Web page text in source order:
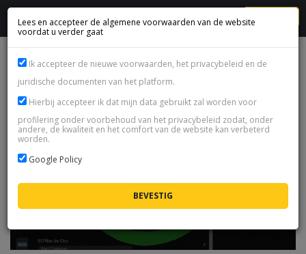
EA FC 26 SBC'S UITGELEGD
Lees en accepteer de algemene voorwaarden van de website
voordat u verder gaat
Ik accepteer de nieuwe voorwaarden, het privacybeleid en de
juridische documenten van het platform.
Hierbij accepteer ik dat mijn data gebruikt zal worden voor
profilering onder voorbehoud van het privacybeleid zodat, onder
andere, de kwaliteit en het comfort van de website kan verbeterd
worden.
Google Policy